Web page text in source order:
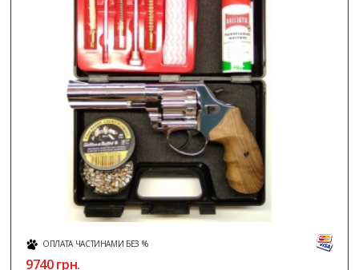
ОПЛАТА ЧАСТИНАМИ БЕЗ %
9740грн.